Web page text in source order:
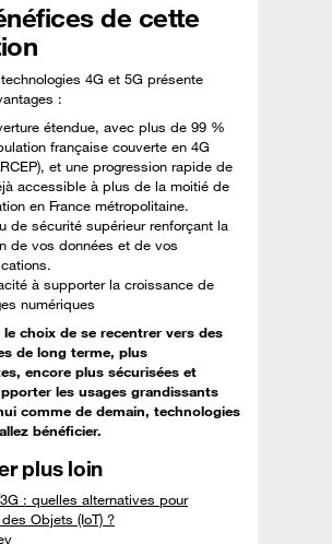
de cette
4G et 5G présente
:
étendue, avec plus de 99 %
française couverte en 4G
et une progression rapide de
accessible à plus de la moitié de
en France métropolitaine.
de sécurité supérieur renforçant la
de vos données et de vos
à supporter la croissance de
numériques
le choix de se recentrer vers des
de long terme, plus
encore plus sécurisées et
les usages grandissants
comme de demain, technologies
bénéficier.
plus loin
: quelles alternatives pour
des Objets (IoT) ?